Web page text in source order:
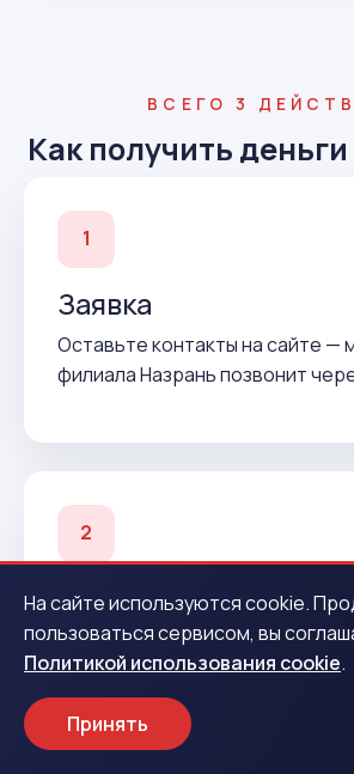
ВСЕГО 3
Как получить
1
Заявка
Оставьте контакты на сайте —
филиала Назрань позвонит
2
Подтверждение
Согласуем условия и
вашего приезда.
На сайте используются cookie.
пользоваться сервисом, вы
Политикой использования cookie.
Принять